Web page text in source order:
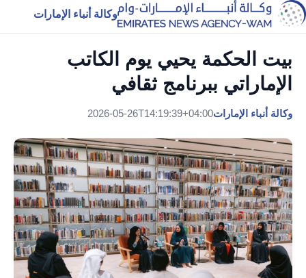
وكالة أنباء الإمارات
بيت الحكمة يحيي يوم الكاتب
الإماراتي ببرنامج ثقافي
وكالة أنباء الإمارات2026-05-26T14:19:39+04:00